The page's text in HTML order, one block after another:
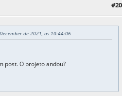
#20
de 2021, as 10:44:06
post. O projeto andou?